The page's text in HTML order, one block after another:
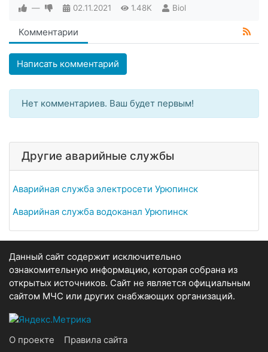
— 02.11.2021 1.48K Biol
Комментарии
Написать комментарий
Нет комментариев. Ваш будет первым!
Другие аварийные службы
Аварийная служба электросети Урюпинск
Аварийная служба водоканал Урюпинск
Данный сайт содержит исключительно
ознакомительную информацию, которая собрана из
открытых источников. Сайт не является официальным
сайтом МЧС или других снабжающих организаций.
О проекте Правила сайта